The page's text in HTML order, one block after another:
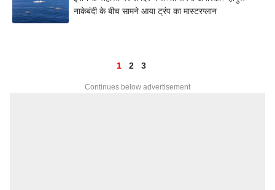
नाकेबंदी के बीच सामने आया ट्रंप का मास्टरप्लान
1 2 3
Continues below advertisement